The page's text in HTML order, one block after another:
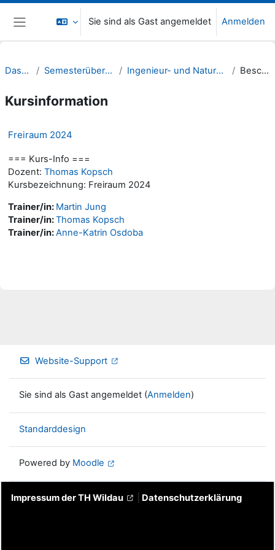
Zum Hauptinhalt
Website-Übersicht
Sie sind als Gast angemeldet Anmelden
Dashboard Semesterübergreifende Kurse Ingenieur- und Naturwissenschaften (INW) Beschreibung
Kursinformation
Freiraum 2024
=== Kurs-Info ===
Dozent: Thomas Kopsch
Kursbezeichnung: Freiraum 2024
Trainer/in: Martin Jung
Trainer/in:Thomas Kopsch
Trainer/in:Anne-Katrin Osdoba
Website-Support
Sie sind als Gast angemeldet (Anmelden)
Standarddesign
Powered by Moodle
Impressum der TH Wildau Datenschutzerklärung